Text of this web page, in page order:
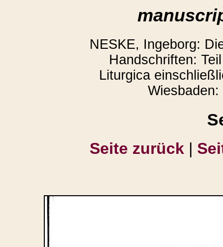
NESKE, Ingeborg:
Handschriften:
Liturgica
Seite zurück |